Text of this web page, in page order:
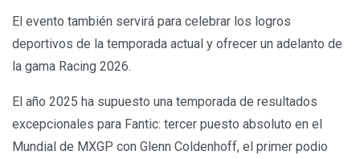
El evento también servirá para celebrar los logros
deportivos de la temporada actual y ofrecer un adelanto de
la gama Racing 2026.
El año 2025 ha supuesto una temporada de resultados
excepcionales para Fantic: tercer puesto absoluto en el
Mundial de MXGP con Glenn Coldenhoff, el primer podio